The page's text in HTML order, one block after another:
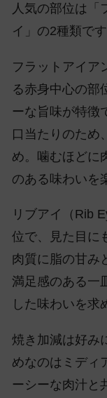
人気の部位は「
イ」の2種類です
フラットアイア
る赤身中心の部
ーな旨味が特徴
口当たりのため
め。噛むほどに
のある味わいを
リブアイ（Rib
位で、見た目に
肉質に脂の甘み
満足感のある一
した味わいを求
焼き加減は好み
めなのはミディ
ーシーな肉汁と